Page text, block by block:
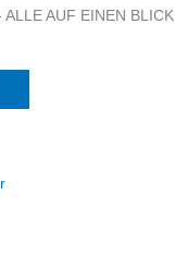
AUF EINEN BLICK